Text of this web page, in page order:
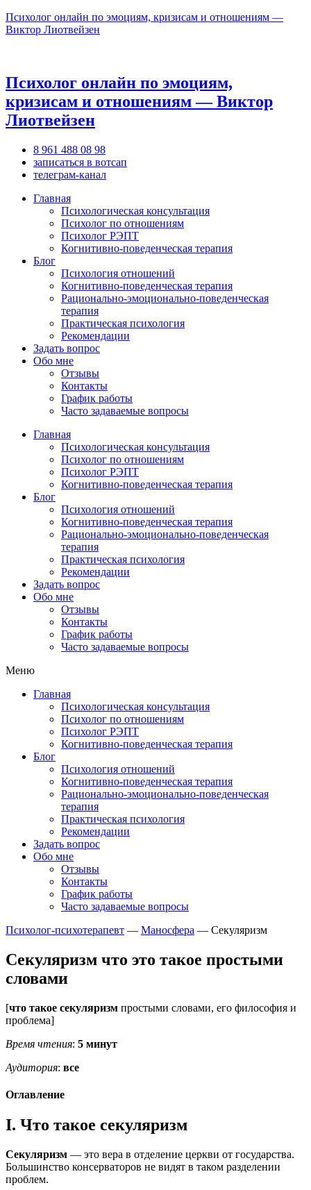
Психолог онлайн по эмоциям, кризисам и отношениям —
Виктор Лиотвейзен
Психолог онлайн по эмоциям,
кризисам и отношениям — Виктор
Лиотвейзен
8 961 488 08 98
записаться в вотсап
телеграм-канал
Главная
Психологическая консультация
Психолог по отношениям
Психолог РЭПТ
Когнитивно-поведенческая терапия
Блог
Психология отношений
Когнитивно-поведенческая терапия
Рационально-эмоционально-поведенческая
терапия
Практическая психология
Рекомендации
Задать вопрос
Обо мне
Отзывы
Контакты
График работы
Часто задаваемые вопросы
Главная
Психологическая консультация
Психолог по отношениям
Психолог РЭПТ
Когнитивно-поведенческая терапия
Блог
Психология отношений
Когнитивно-поведенческая терапия
Рационально-эмоционально-поведенческая
терапия
Практическая психология
Рекомендации
Задать вопрос
Обо мне
Отзывы
Контакты
График работы
Часто задаваемые вопросы
Меню
Главная
Психологическая консультация
Психолог по отношениям
Психолог РЭПТ
Когнитивно-поведенческая терапия
Блог
Психология отношений
Когнитивно-поведенческая терапия
Рационально-эмоционально-поведенческая
терапия
Практическая психология
Рекомендации
Задать вопрос
Обо мне
Отзывы
Контакты
График работы
Часто задаваемые вопросы
Психолог-психотерапевт — Маносфера — Секуляризм
Секуляризм что это такое простыми
словами
[что такое секуляризм простыми словами, его философия и
проблема]
Время чтения: 5 минут
Аудитория: все
Оглавление
I. Что такое секуляризм
Секуляризм — это вера в отделение церкви от государства.
Большинство консерваторов не видят в таком разделении
проблем.